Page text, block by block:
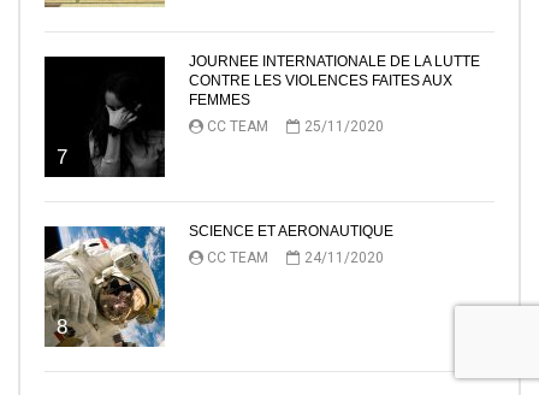
7
JOURNEE INTERNATIONALE DE LA LUTTE
CONTRE LES VIOLENCES FAITES AUX
FEMMES
CC TEAM
25/11/2020
8
SCIENCE ET AERONAUTIQUE
CC TEAM
24/11/2020